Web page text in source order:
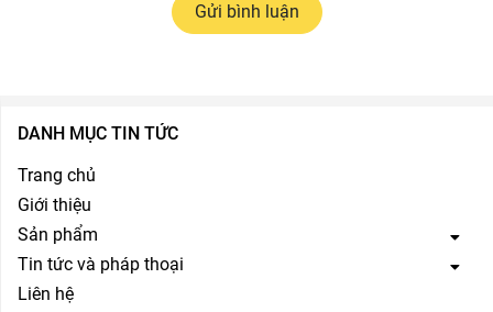
Gửi bình luận
DANH MỤC TIN TỨC
Trang chủ
Giới thiệu
Sản phẩm
Tin tức và pháp thoại
Liên hệ